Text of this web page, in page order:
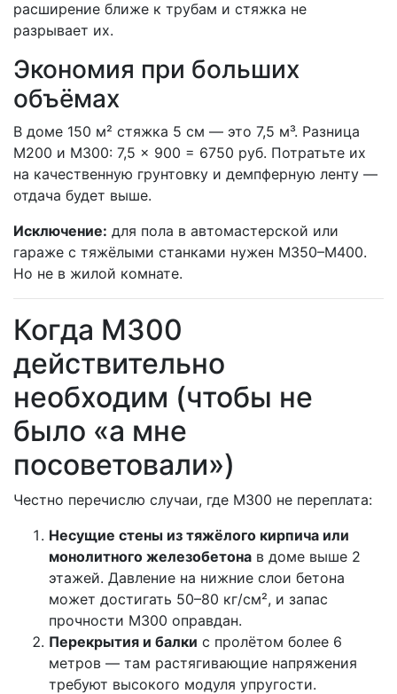
расширение ближе к трубам и стяжка не
разрывает их.
Экономия при больших
объёмах
В доме 150 м² стяжка 5 см — это 7,5 м³. Разница
М200 и М300: 7,5 × 900 = 6750 руб. Потратьте их
на качественную грунтовку и демпферную ленту —
отдача будет выше.
Исключение: для пола в автомастерской или
гараже с тяжёлыми станками нужен М350–М400.
Но не в жилой комнате.
Когда М300
действительно
необходим (чтобы не
было «а мне
посоветовали»)
Честно перечислю случаи, где М300 не переплата:
Несущие стены из тяжёлого кирпича или
монолитного железобетона в доме выше 2
этажей. Давление на нижние слои бетона
может достигать 50–80 кг/см², и запас
прочности М300 оправдан.
Перекрытия и балки с пролётом более 6
метров — там растягивающие напряжения
требуют высокого модуля упругости.